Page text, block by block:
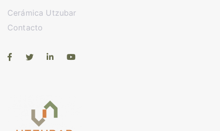
Cerámica Utzubar
Contacto